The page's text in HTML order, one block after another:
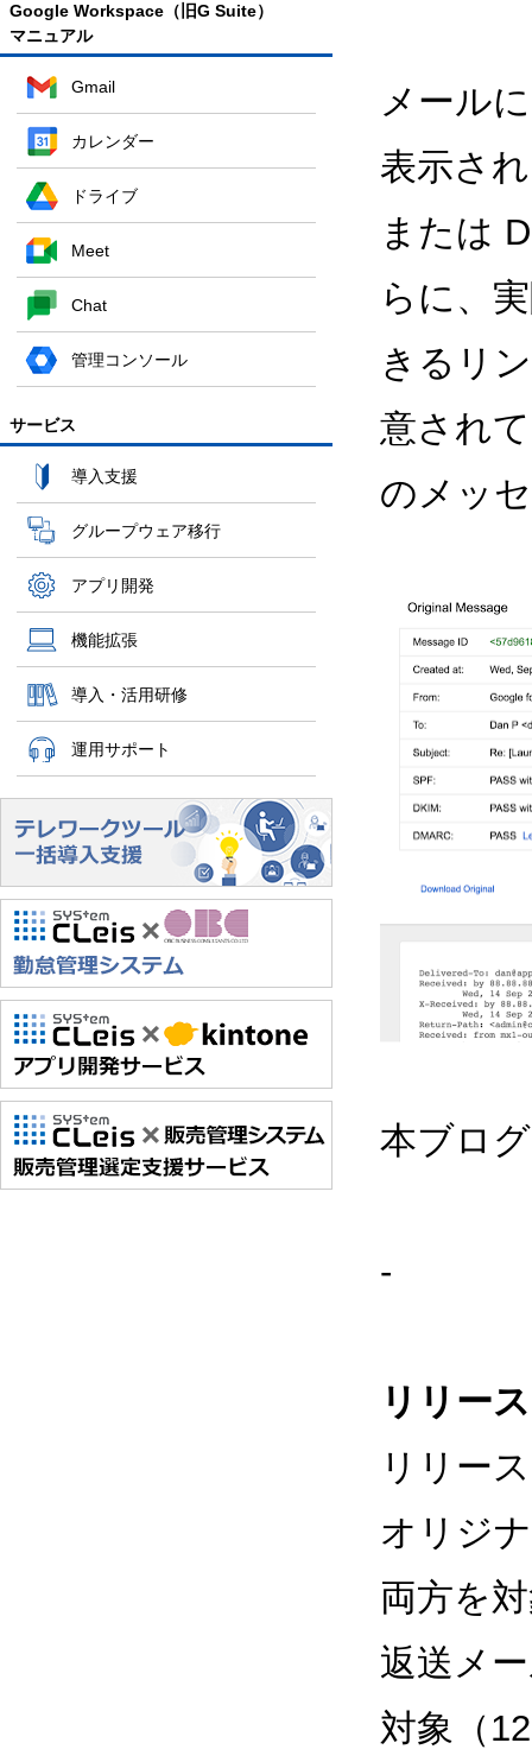
Google Workspace（旧G Suite）
マニュアル
Gmail
カレンダー
ドライブ
Meet
Chat
管理コンソール
サービス
導入支援
グループウェア移行
アプリ開発
機能拡張
導入・活用研修
運用サポート
メール
表示さ
または
らに、
きるリ
意され
のメッ
本ブロ
-
リリー
リリー
オリジ
両方を
返送メ
対象（